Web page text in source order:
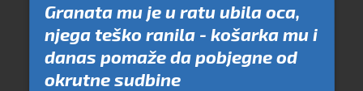
Granata mu je u ratu ubila oca,
njega teško ranila - košarka mu i
danas pomaže da pobjegne od
okrutne sudbine